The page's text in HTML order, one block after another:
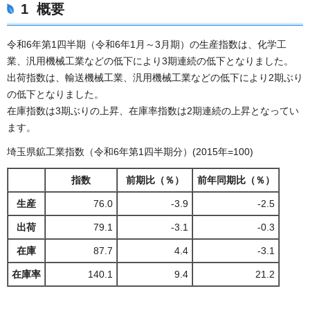
1 概要
令和6年第1四半期（令和6年1月～3月期）の生産指数は、化学工
業、汎用機械工業などの低下により3期連続の低下となりました。
出荷指数は、輸送機械工業、汎用機械工業などの低下により2期ぶり
の低下となりました。
在庫指数は3期ぶりの上昇、在庫率指数は2期連続の上昇となってい
ます。
埼玉県鉱工業指数（令和6年第1四半期分）(2015年=100)
指数 前期比（％） 前年同期比（％）
生産 76.0 -3.9 -2.5
出荷 79.1 -3.1 -0.3
在庫 87.7 4.4 -3.1
在庫率 140.1 9.4 21.2